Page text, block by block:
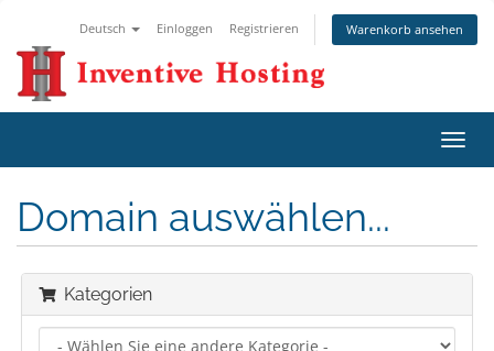
Deutsch Einloggen Registrieren Warenkorb ansehen
ein-/
Domain auswählen...
Kategorien